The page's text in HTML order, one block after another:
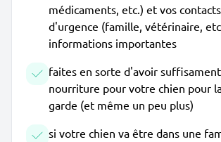
médicaments, etc.) et vos
d'urgence (famille, vétérinaire,
informations importantes
faites en sorte d'avoir
nourriture pour votre chien pour
garde (et même un peu plus)
si votre chien va être dans une